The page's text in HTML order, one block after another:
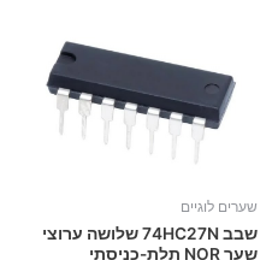
שערים לוגיים
שבב 74HC27N שלושה ערוצי
שער NOR תלת-כניסתי